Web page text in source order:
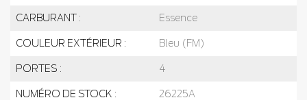
CARBURANT : Essence
COULEUR EXTÉRIEUR : Bleu (FM)
PORTES : 4
NUMÉRO DE STOCK : 26225A